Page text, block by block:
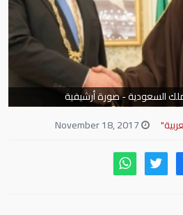
السعودية - صورة أرشيفية